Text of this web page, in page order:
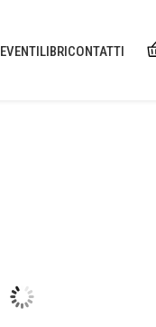
EVENTILIBRICONTATTI